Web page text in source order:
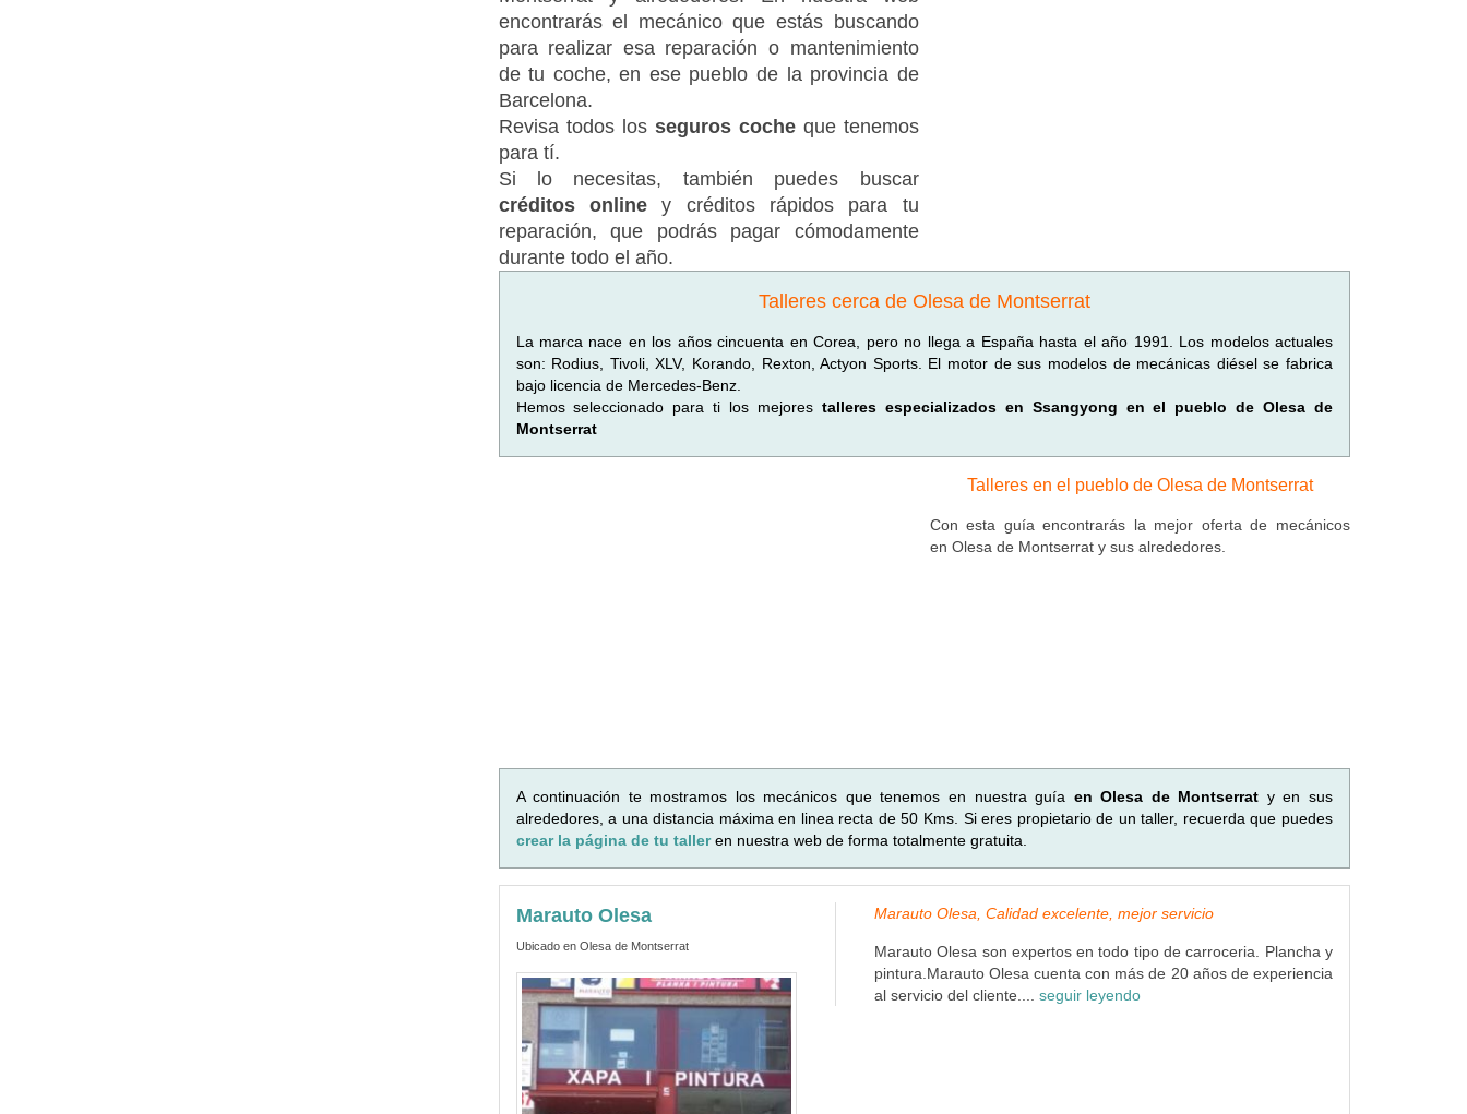
encontrarás el mecánico que estás buscando
para realizar esa reparación o mantenimiento
de tu coche, en ese pueblo de la provincia de
Barcelona.
Revisa todos los seguros cocheque tenemos
para tí.
Si lo necesitas, también puedes buscar
créditos onliney créditos rápidos para tu
reparación, que podrás pagar cómodamente
durante todo el año.
Talleres cerca de Olesa de Montserrat
La marca nace en los años cincuenta en Corea, pero no llega a España hasta el año 1991. Los modelos actuales
son: Rodius, Tivoli, XLV, Korando, Rexton, Actyon Sports. El motor de sus modelos de mecánicas diésel se fabrica
bajo licencia de Mercedes-Benz.
Hemos seleccionado para ti los mejores talleres especializados en Ssangyong en el pueblo de Olesa de
Montserrat
Talleres en el pueblo de Olesa de Montserrat
Con esta guía encontrarás la mejor oferta de mecánicos
en Olesa de Montserrat y sus alrededores.
A continuación te mostramos los mecánicos que tenemos en nuestra guía en Olesa de Montserrat y en sus
alrededores, a una distancia máxima en linea recta de 50 Kms. Si eres propietario de un taller, recuerda que puedes
crear la página de tu talleren nuestra web de forma totalmente gratuita.
Marauto Olesa
Ubicado en Olesa de Montserrat
Marauto Olesa, Calidad excelente, mejor servicio
Marauto Olesa son expertos en todo tipo de carroceria. Plancha y
pintura.Marauto Olesa cuenta con más de 20 años de experiencia
al servicio del cliente.... seguir leyendo